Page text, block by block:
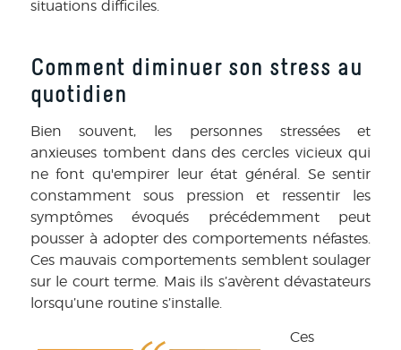
situations difficiles.
Comment diminuer son stress au
quotidien
Bien souvent, les personnes stressées et
anxieuses tombent dans des cercles vicieux qui
ne font qu'empirer leur état général. Se sentir
constamment sous pression et ressentir les
symptômes évoqués précédemment peut
pousser à adopter des comportements néfastes.
Ces mauvais comportements semblent soulager
sur le court terme. Mais ils s’avèrent dévastateurs
lorsqu’une routine s’installe.
Ces